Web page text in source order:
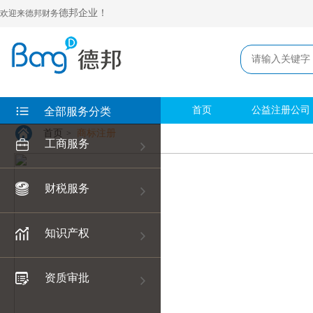
欢迎来德邦财务德邦企业！
全部服务分类
工商服务
财税服务
知识产权
资质审批
首页 公益注册公司
首页 > 商标注册